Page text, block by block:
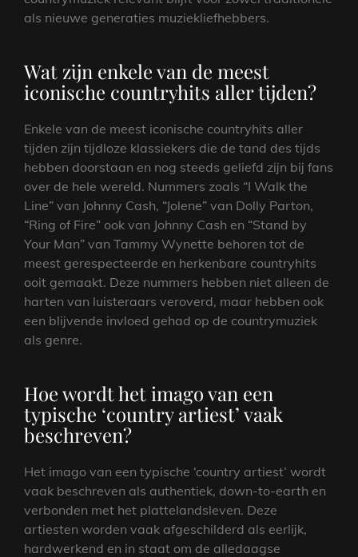
als nieuwe generaties muziekliefhebbers.
Wat zijn enkele van de meest
iconische countryhits aller tijden?
Enkele van de meest iconische countryhits aller
tijden zijn tijdloze klassiekers die de tand des tijds
hebben doorstaan en nog steeds geliefd zijn bij fans
over de hele wereld. Nummers zoals “I Walk the
Line” van Johnny Cash, “Jolene” van Dolly Parton,
“Ring of Fire” ook van Johnny Cash en “Stand by
Your Man” van Tammy Wynette behoren tot de
meest gerespecteerde en herkenbare countryhits
ooit gemaakt. Deze nummers hebben niet alleen de
harten van luisteraars veroverd, maar hebben ook
een blijvende invloed gehad op de countrymuziek
als genre.
Hoe wordt het imago van een
typische ‘country artiest’ vaak
beschreven?
Het imago van een typische ‘country artiest’ wordt
vaak beschreven als authentiek, down-to-earth en
verbonden met het plattelandsleven. Deze
artiesten worden vaak afgeschilderd als eerlijk,
hardwerkend en in staat om de alledaagse